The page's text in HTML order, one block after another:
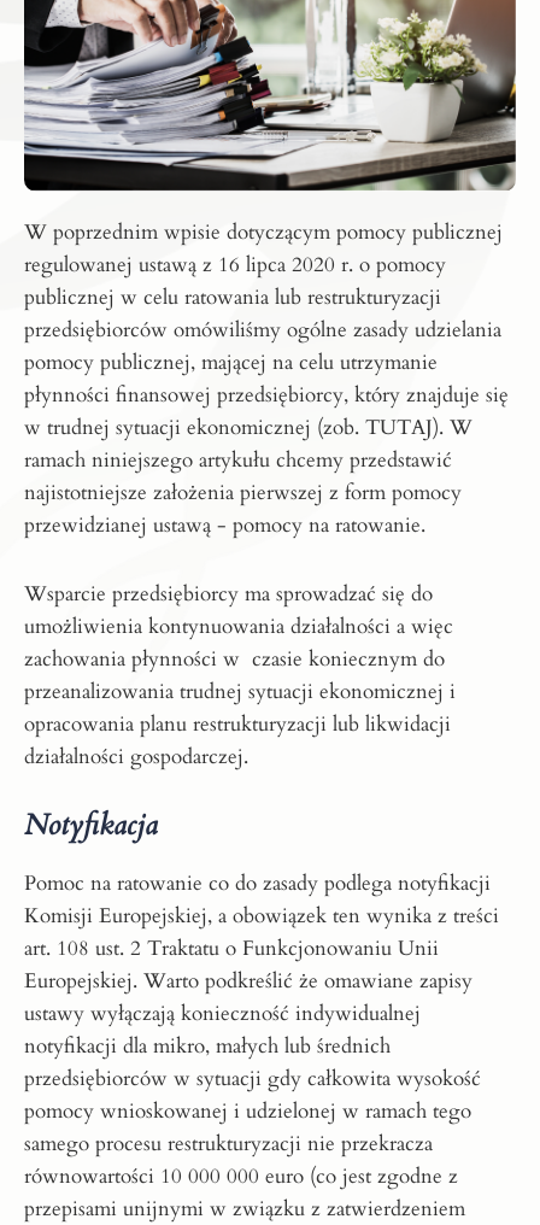
W poprzednim wpisie dotyczącym pomocy publicznej
regulowanej ustawą z 16 lipca 2020 r. o pomocy
publicznej w celu ratowania lub restrukturyzacji
przedsiębiorców omówiliśmy ogólne zasady udzielania
pomocy publicznej, mającej na celu utrzymanie
płynności finansowej przedsiębiorcy, który znajduje się
w trudnej sytuacji ekonomicznej (zob. TUTAJ). W
ramach niniejszego artykułu chcemy przedstawić
najistotniejsze założenia pierwszej z form pomocy
przewidzianej ustawą - pomocy na ratowanie.
Wsparcie przedsiębiorcy ma sprowadzać się do
umożliwienia kontynuowania działalności a więc
zachowania płynności w czasie koniecznym do
przeanalizowania trudnej sytuacji ekonomicznej i
opracowania planu restrukturyzacji lub likwidacji
działalności gospodarczej.
Notyfikacja
Pomoc na ratowanie co do zasady podlega notyfikacji
Komisji Europejskiej, a obowiązek ten wynika z treści
art. 108 ust. 2 Traktatu o Funkcjonowaniu Unii
Europejskiej. Warto podkreślić że omawiane zapisy
ustawy wyłączają konieczność indywidualnej
notyfikacji dla mikro, małych lub średnich
przedsiębiorców w sytuacji gdy całkowita wysokość
pomocy wnioskowanej i udzielonej w ramach tego
samego procesu restrukturyzacji nie przekracza
równowartości 10 000 000 euro (co jest zgodne z
przepisami unijnymi w związku z zatwierdzeniem